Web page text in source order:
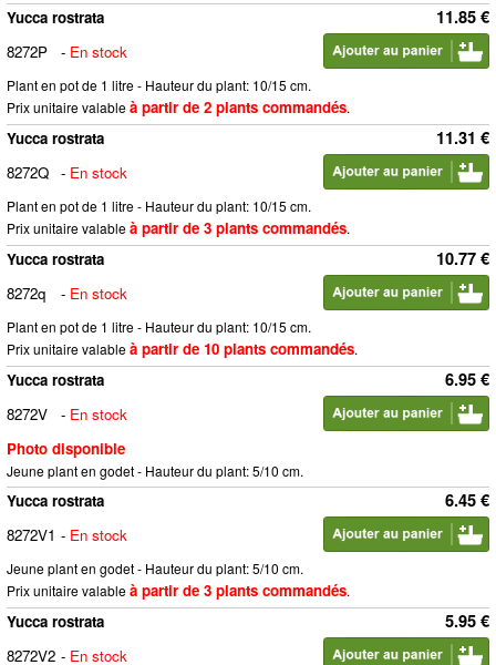
11.85 €
Yucca rostrata
8272P
- En stock
Plant en pot de 1 litre - Hauteur du plant: 10/15 cm.
Prix unitaire valableà partir de 2 plants commandés.
11.31 €
Yucca rostrata
8272Q - En stock
Plant en pot de 1 litre - Hauteur du plant: 10/15 cm.
Prix unitaire valableà partir de 3 plants commandés.
10.77 €
Yucca rostrata
8272q
- En stock
Plant en pot de 1 litre - Hauteur du plant: 10/15 cm.
Prix unitaire valableà partir de 10 plants commandés.
6.95 €
Yucca rostrata
8272V
- En stock
Photo disponible
Jeune plant en godet - Hauteur du plant: 5/10 cm.
6.45 €
Yucca rostrata
8272V1 - En stock
Jeune plant en godet - Hauteur du plant: 5/10 cm.
Prix unitaire valableà partir de 3 plants commandés.
5.95 €
Yucca rostrata
8272V2 - En stock